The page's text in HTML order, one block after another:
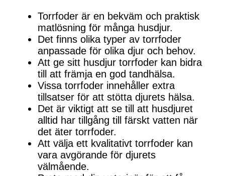
Torrfoder är en bekväm och praktisk
matlösning för många husdjur.
Det finns olika typer av torrfoder
anpassade för olika djur och behov.
Att ge sitt husdjur torrfoder kan bidra
till att främja en god tandhälsa.
Vissa torrfoder innehåller extra
tillsatser för att stötta djurets hälsa.
Det är viktigt att se till att husdjuret
alltid har tillgång till färskt vatten när
det äter torrfoder.
Att välja ett kvalitativt torrfoder kan
vara avgörande för djurets
välmående.